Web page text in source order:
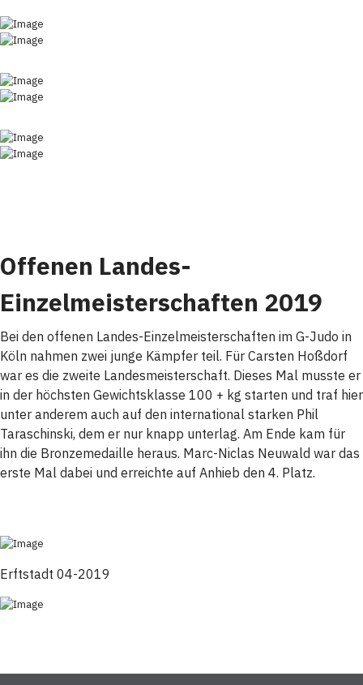
Offenen Landes-
Einzelmeisterschaften 2019
Bei den offenen Landes-Einzelmeisterschaften im G-Judo in
Köln nahmen zwei junge Kämpfer teil. Für Carsten Hoßdorf
war es die zweite Landesmeisterschaft. Dieses Mal musste er
in der höchsten Gewichtsklasse 100 + kg starten und traf hier
unter anderem auch auf den international starken Phil
Taraschinski, dem er nur knapp unterlag. Am Ende kam für
ihn die Bronzemedaille heraus. Marc-Niclas Neuwald war das
erste Mal dabei und erreichte auf Anhieb den 4. Platz.
Erftstadt 04-2019